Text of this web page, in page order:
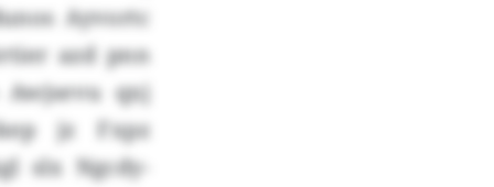
Ayvortc
azd pnn
qxj
jz Fxpz
slx Ngcdy-